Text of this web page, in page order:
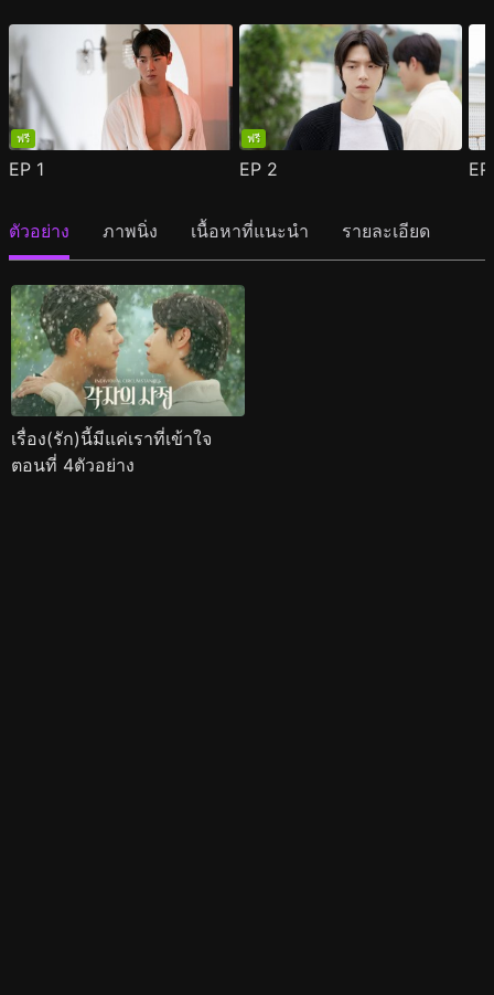
ฟรี
EP 1
ฟรี
EP 2
ตัวอย่าง ภาพนิ่ง เนื้อหาที่แนะนำ รายละเอียด
เรื่อง(รัก)นี้มีแค่เราที่เข้าใจ
ตอนที่ 4ตัวอย่าง